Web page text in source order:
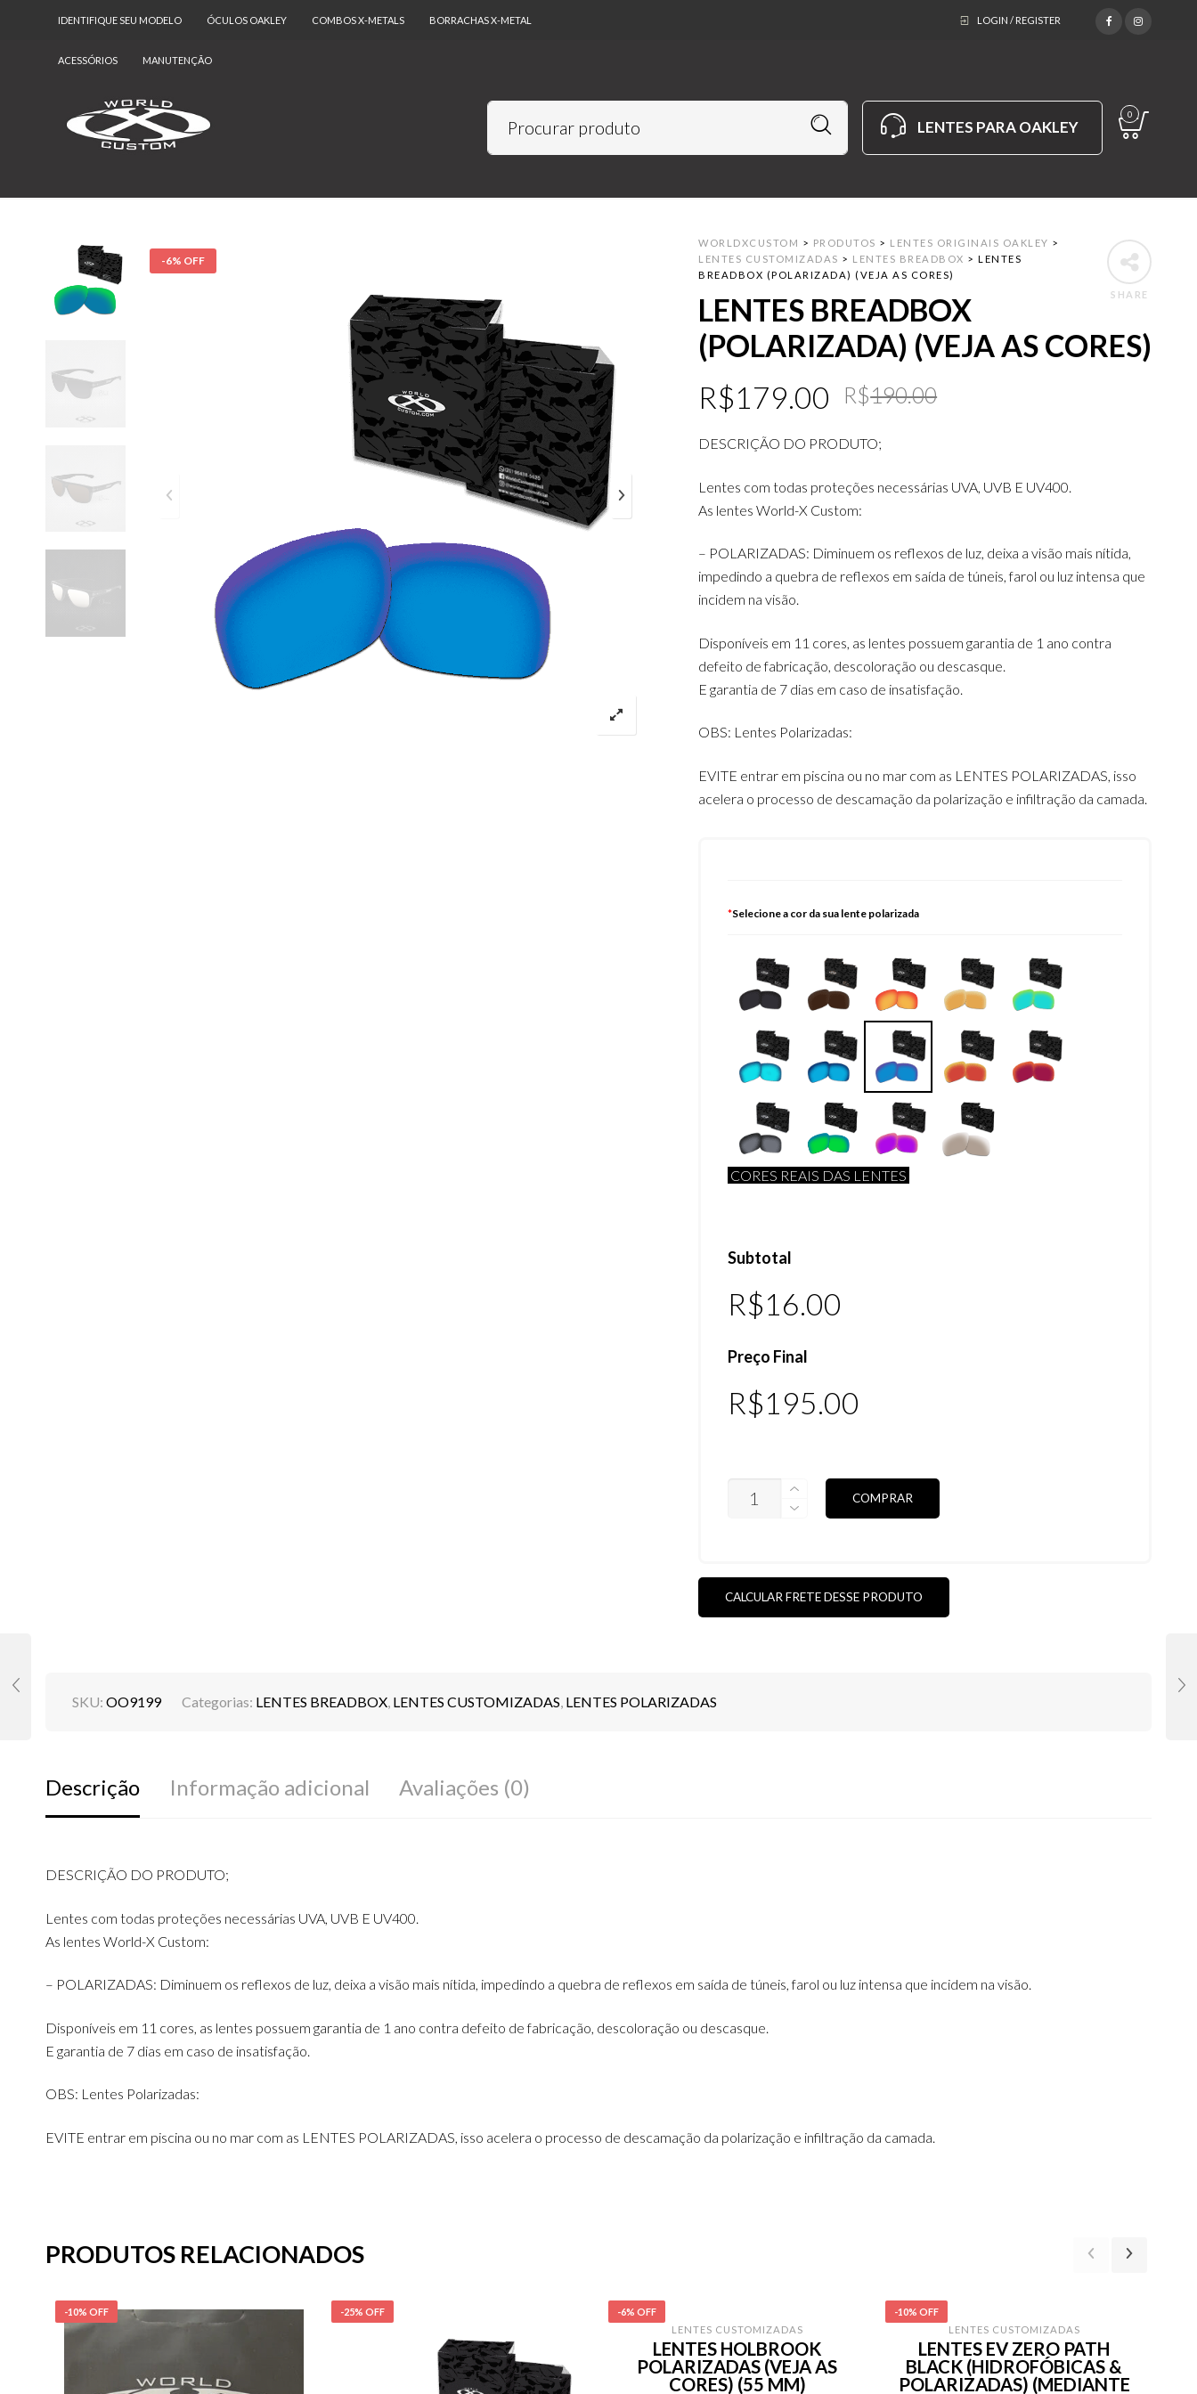
IDENTIFIQUE SEU MODELO ÓCULOS OAKLEY COMBOS X-METALS BORRACHAS X-METAL
ACESSÓRIOS MANUTENÇÃO
LOGIN / REGISTER
LENTES PARA OAKLEY
0
-6% OFF
SHARE
WORLDXCUSTOM > PRODUTOS > LENTES ORIGINAIS OAKLEY >
LENTES CUSTOMIZADAS > LENTES BREADBOX >LENTES
BREADBOX (POLARIZADA) (VEJA AS CORES)
LENTES BREADBOX
(POLARIZADA) (VEJA AS CORES)
R$190.00Original
R$190.00.
R$179.00
Current
R$179.00.
DESCRIÇÃO DO PRODUTO;
Lentes com todas proteções necessárias UVA, UVB E UV400.
As lentes World-X Custom:
– POLARIZADAS: Diminuem os reflexos de luz, deixa a visão mais nítida,
impedindo a quebra de reflexos em saída de túneis, farol ou luz intensa que
incidem na visão.
Disponíveis em 11 cores, as lentes possuem garantia de 1 ano contra
defeito de fabricação, descoloração ou descasque.
E garantia de 7 dias em caso de insatisfação.
OBS: Lentes Polarizadas:
EVITE entrar em piscina ou no mar com as LENTES POLARIZADAS, isso
acelera o processo de descamação da polarização e infiltração da camada.
*Selecione a cor da sua lente polarizada
CORES REAIS DAS LENTES
Subtotal
R$16.00
Preço Final
R$195.00
BREADBOX
QUANTIDADE
COMPRAR
CALCULAR FRETE DESSE PRODUTO
SKU: OO9199 Categorias: LENTES BREADBOX, LENTES CUSTOMIZADAS, LENTES POLARIZADAS
Descrição Informação adicional Avaliações (0)
DESCRIÇÃO DO PRODUTO;
Lentes com todas proteções necessárias UVA, UVB E UV400.
As lentes World-X Custom:
– POLARIZADAS: Diminuem os reflexos de luz, deixa a visão mais nítida, impedindo a quebra de reflexos em saída de túneis, farol ou luz intensa que incidem na visão.
Disponíveis em 11 cores, as lentes possuem garantia de 1 ano contra defeito de fabricação, descoloração ou descasque.
E garantia de 7 dias em caso de insatisfação.
OBS: Lentes Polarizadas:
EVITE entrar em piscina ou no mar com as LENTES POLARIZADAS, isso acelera o processo de descamação da polarização e infiltração da camada.
PRODUTOS RELACIONADOS
-10% OFF -25% OFF
-6% OFF
LENTES CUSTOMIZADAS
LENTES HOLBROOK
POLARIZADAS (VEJA AS
CORES) (55 MM)
-10% OFF
LENTES CUSTOMIZADAS
LENTES EV ZERO PATH
BLACK (HIDROFÓBICAS &
POLARIZADAS) (MEDIANTE